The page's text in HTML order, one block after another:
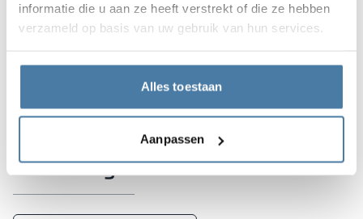
informatie die u aan ze heeft verstrekt of die ze hebben
verzameld op basis van uw gebruik van hun services.
Alles toestaan
Aanpassen
compleetheid van dienstverlening
modern ontwerp
Producten gebruikt in de
uitvoering